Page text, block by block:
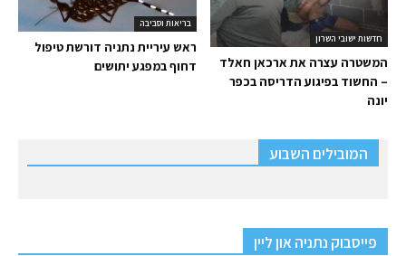
בריאות וסביבה
ראש עיריית נתניה דורשת טיפול
דחוף במפגע יתושים
חדשות ישובי השרון
המשטרה עצרה את ארכאן חאלד
– החשוד בפיגוע הדריסה בכפר
יונה
המובילים השבוע
פייסבוק נתניה און ליין